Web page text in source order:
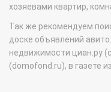
хозяевами квартир,
Так же рекомендуем
доске объявлений
недвижимости циан.ру
(domofond.ru), в газете